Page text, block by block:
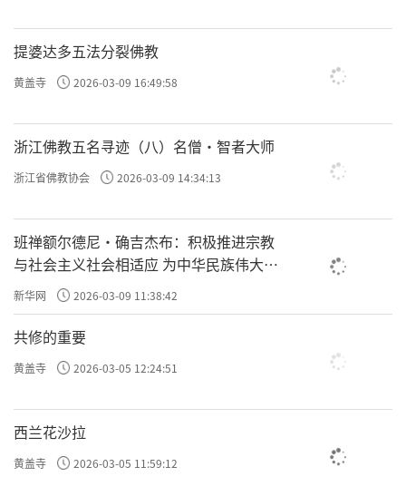
提婆达多五法分裂佛教
黄盖寺 2026-03-09 16:49:58
浙江佛教五名寻迹（八）名僧·智者大师
浙江省佛教协会 2026-03-09 14:34:13
班禅额尔德尼·确吉杰布：积极推进宗教
与社会主义社会相适应 为中华民族伟大复
兴贡献力量
新华网 2026-03-09 11:38:42
共修的重要
黄盖寺 2026-03-05 12:24:51
西兰花沙拉
黄盖寺 2026-03-05 11:59:12